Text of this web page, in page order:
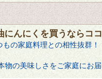
んにくを買うならココ
の家庭料理との相性抜群！
の美味しさをご家庭にお届